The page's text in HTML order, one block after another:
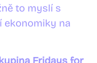
to myslí s
ekonomiky na